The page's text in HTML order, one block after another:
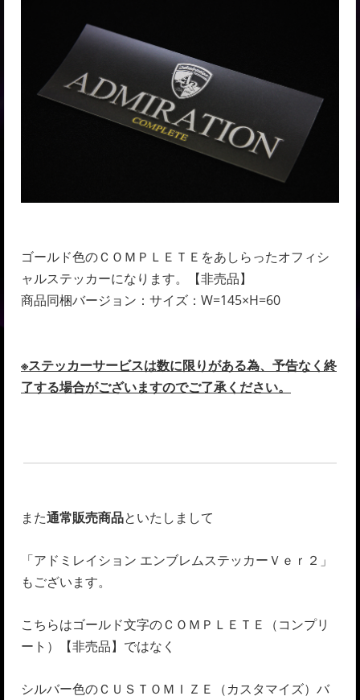
ゴールド色のＣＯＭＰＬＥＴＥをあしらったオフィシ
ャルステッカーになります。【非売品】
商品同梱バージョン：サイズ：W=145×H=60
※ステッカーサービスは数に限りがある為、予告なく終
了する場合がございますのでご了承ください。
また通常販売商品といたしまして
「アドミレイション エンブレムステッカーＶｅｒ２」
もございます。
こちらはゴールド文字のＣＯＭＰＬＥＴＥ（コンプリ
ート）【非売品】ではなく
シルバー色のＣＵＳＴＯＭＩＺＥ（カスタマイズ）バ